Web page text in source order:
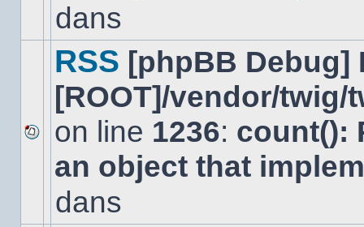
dansdans
Aucun
nouveau
message
RSS [phpBB Debug]
[ROOT]/vendor/
on line 1236: count():
an object that
dans